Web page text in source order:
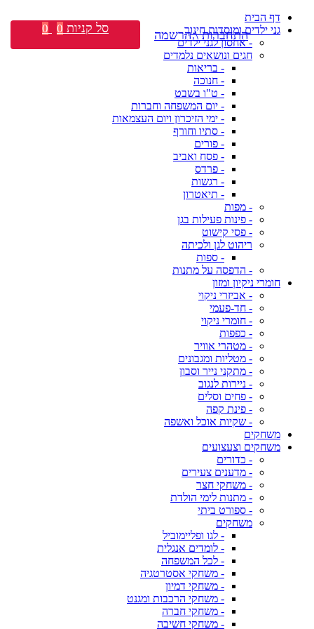
דף הבית
גני ילדים ומוסדות חינוך
- אחסון לגני ילדים
חגים ונושאים נלמדים
- בריאות
- חנוכה
- ט"ו בשבט
- יום המשפחה וחברות
- ימי הזיכרון ויום העצמאות
- סתיו וחורף
- פורים
- פסח ואביב
- פרדס
- רגשות
- תיאטרון
- מפות
- פינות פעילות בגן
- פסי קישוט
ריהוט לגן ולכיתה
- ספות
- הדפסה על מתנות
חומרי ניקיון ומזון
- אביזרי ניקוי
- חד-פעמי
- חומרי ניקוי
- כפפות
- מטהרי אוויר
- מטליות ומגבונים
- מתקני נייר וסבון
- ניירות לנגוב
- פחים וסלים
- פינת קפה
- שקיות אוכל ואשפה
משחקים
משחקים וצעצועים
- כדורים
- מדענים צעירים
- משחקי חצר
- מתנות לימי הולדת
- ספורט ביתי
משחקים
- לגו ופליימוביל
- לומדים אנגלית
- לכל המשפחה
- משחקי אסטרטגיה
- משחקי דמיון
- משחקי הרכבות ומגנט
- משחקי חברה
- משחקי חשיבה
התחברות \ הרשמה סל קניות 0
0